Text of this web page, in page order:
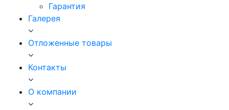
Гарантия
Галерея
Отложенные товары
Контакты
О компании